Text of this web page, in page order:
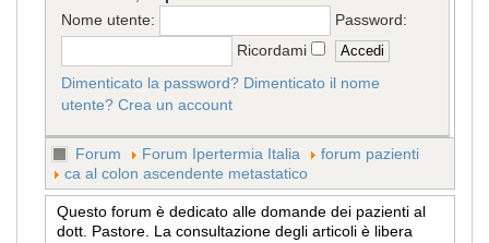
Nome utente:
Password:
Ricordami
Dimenticato la password? Dimenticato il nome
utente? Crea un account
Forum Forum Ipertermia Italia
forum pazienti
ca al colon ascendente metastatico
Questo forum è dedicato alle domande dei pazienti al
dott. Pastore. La consultazione degli articoli è libera